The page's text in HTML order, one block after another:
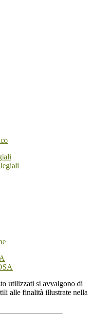
utilizzati si avvalgono di
alle finalità illustrate nella